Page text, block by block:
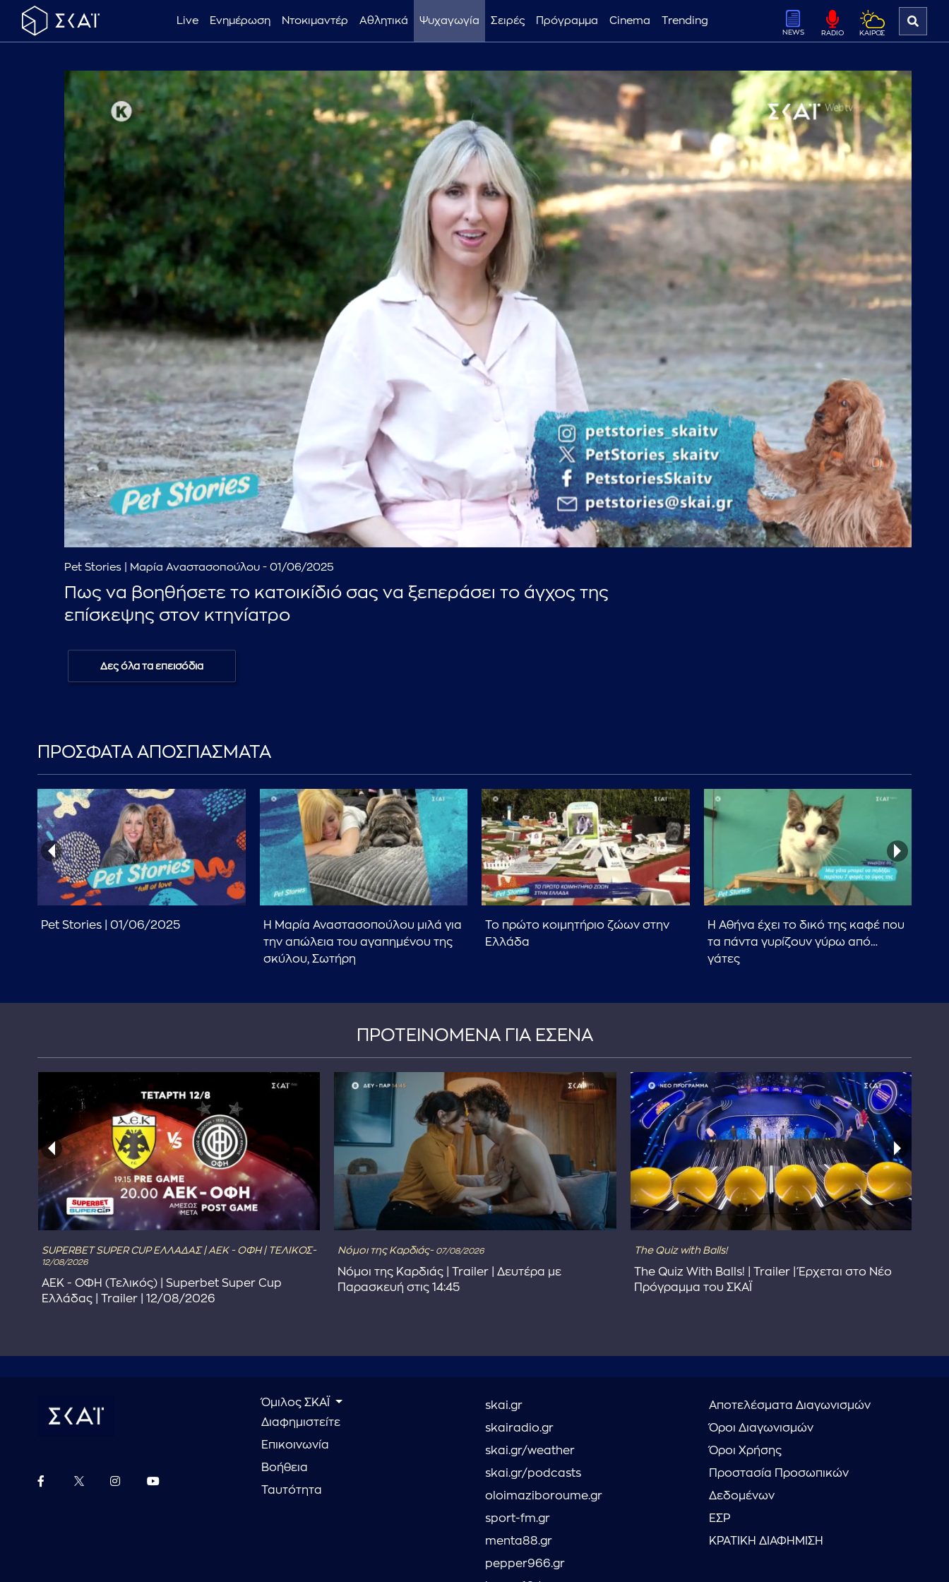
Live Ενημέρωση Ντοκιμαντέρ Αθλητικά Ψυχαγωγία Σειρές Πρόγραμμα Cinema Trending
NEWS RADIO ΚΑΙΡΟΣ
...πληκτρολογήστε κείμενο προς αναζήτηση
Pet Stories | Μαρία Αναστασοπούλου - 01/06/2025
Πως να βοηθήσετε το κατοικίδιό σας να ξεπεράσει το άγχος της
επίσκεψης στον κτηνίατρο
Δες όλα τα επεισόδια
ΠΡΟΣΦΑΤΑ ΑΠΟΣΠΑΣΜΑΤΑ
Pet Stories | 01/06/2025
Η Μαρία Αναστασοπούλου μιλά για
την απώλεια του αγαπημένου της
σκύλου, Σωτήρη
Το πρώτο κοιμητήριο ζώων στην
Ελλάδα
Η Αθήνα έχει το δικό της καφέ που
τα πάντα γυρίζουν γύρω από…
γάτες
ΠΡΟΤΕΙΝΟΜΕΝΑ ΓΙΑ ΕΣΕΝΑ
SUPERBET SUPER CUP ΕΛΛΑΔΑΣ | ΑΕΚ - ΟΦΗ | ΤΕΛΙΚΟΣ-
12/08/2026
ΑΕΚ - ΟΦΗ (Τελικός) | Superbet Super Cup
Ελλάδας | Trailer | 12/08/2026
Νόμοι της Καρδιάς- 07/08/2026
Νόμοι της Καρδιάς | Trailer | Δευτέρα με
Παρασκευή στις 14:45
The Quiz with Balls!
The Quiz With Balls! | Trailer | Έρχεται στο Νέο
Πρόγραμμα του ΣΚΑΪ
Όμιλος ΣΚΑΪ
Διαφημιστείτε
Επικοινωνία
Βοήθεια
Ταυτότητα
skai.gr
skairadio.gr
skai.gr/weather
skai.gr/podcasts
oloimaziboroume.gr
sport-fm.gr
menta88.gr
pepper966.gr
Αποτελέσματα Διαγωνισμών
Όροι Διαγωνισμών
Όροι Χρήσης
Προστασία Προσωπικών
Δεδομένων
ΕΣΡ
ΚΡΑΤΙΚΗ ΔΙΑΦΗΜΙΣΗ